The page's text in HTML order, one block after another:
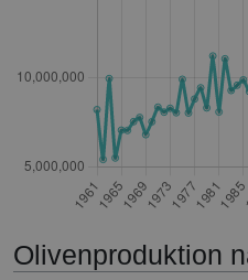
Olivenproduktion